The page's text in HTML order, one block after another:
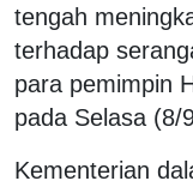
tengah
terhadap
para pemimpin
pada Selasa (8/
Kementerian